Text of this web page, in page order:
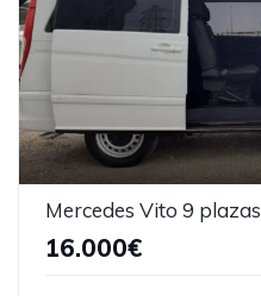
Mercedes Vito 9 plazas
16.000€